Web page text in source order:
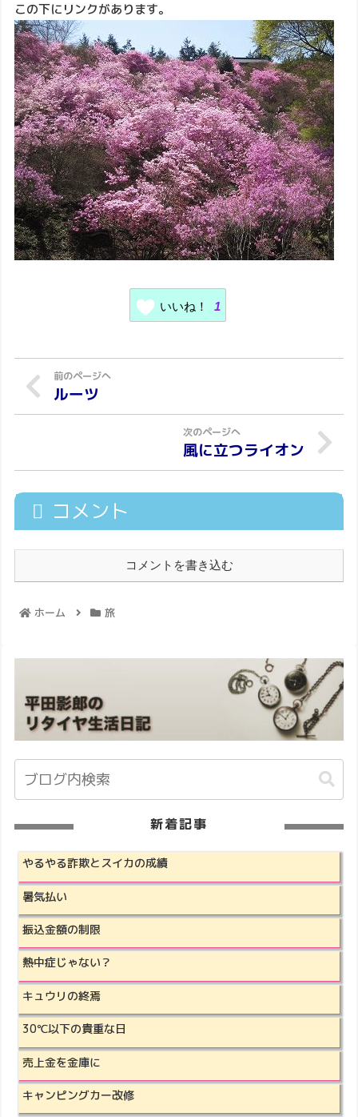
この下にリンクがあります。
いいね！ 1
ルーツ
風に立つライオン
コメント
コメントを書き込む
ホーム 旅
新着記事
やるやる詐欺とスイカの成績
暑気払い
振込金額の制限
熱中症じゃない？
キュウリの終焉
30℃以下の貴重な日
売上金を金庫に
キャンピングカー改修